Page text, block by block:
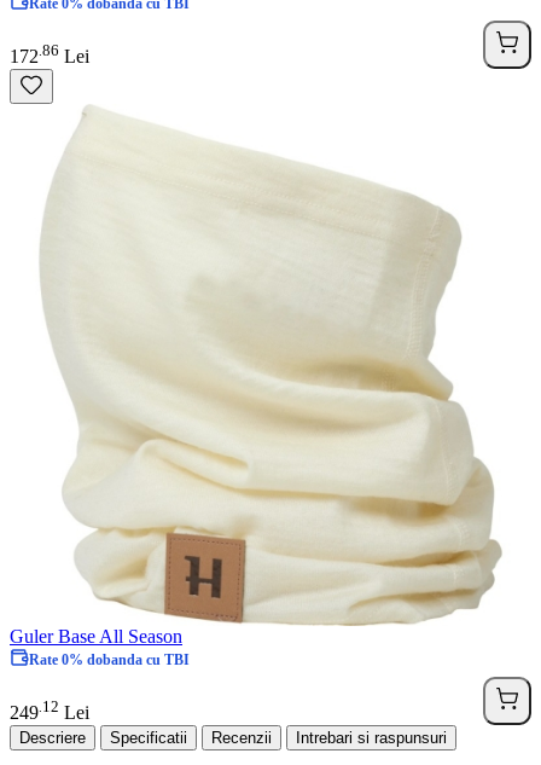
172 86 Lei
Guler Base All Season
Rate 0% dobanda cu TBI
249 12 Lei
Descriere Specificatii Recenzii Intrebari si raspunsuri